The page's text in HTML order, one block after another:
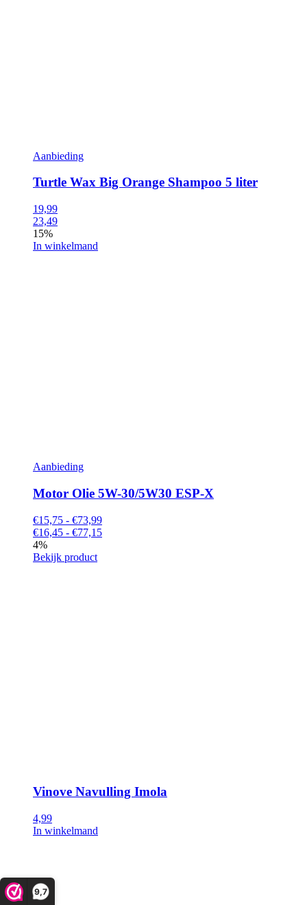
9,7
Aanbieding
Turtle Wax Big Orange Shampoo 5 liter
19,99
23,49
15%
In winkelmand
Aanbieding
Motor Olie 5W-30/5W30 ESP-X
€15,75 - €73,99
€16,45 - €77,15
4%
Bekijk product
Vinove Navulling Imola
4,99
In winkelmand